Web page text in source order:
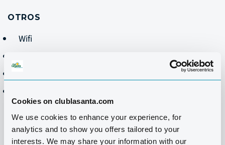
Cookies on clublasanta.com
We use cookies to enhance your experience, for
analytics and to show you offers tailored to your
interests. We may share your information with our
OTROS
Wifi
vajilla)